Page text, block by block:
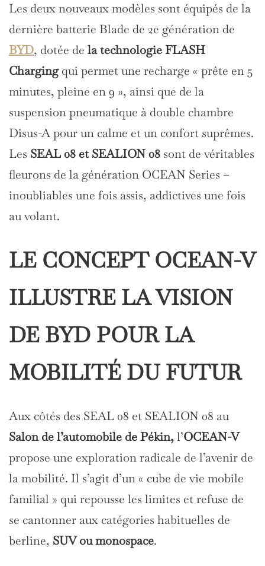
Les deux nouveaux modèles sont équipés de la
dernière batterie Blade de 2e génération de
BYD, dotée de la technologie FLASH
Chargingqui permet une recharge « prête en 5
minutes, pleine en 9 », ainsi que de la
suspension pneumatique à double chambre
Disus-A pour un calme et un confort suprêmes.
Les SEAL 08 et SEALION 08 sont de véritables
fleurons de la génération OCEAN Series –
inoubliables une fois assis, addictives une fois
au volant.
LE CONCEPT OCEAN-V
ILLUSTRE LA VISION
DE BYD POUR LA
MOBILITÉ DU FUTUR
Aux côtés des SEAL 08 et SEALION 08 au
Salon de l’automobile de Pékin,l’OCEAN-V
propose une exploration radicale de l’avenir de
la mobilité. Il s’agit d’un « cube de vie mobile
familial » qui repousse les limites et refuse de
se cantonner aux catégories habituelles de
berline, SUV ou monospace.